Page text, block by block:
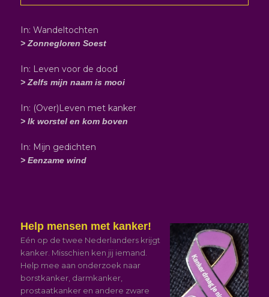
In: Wandeltochten
> Zonnegloren Soest
In: Leven voor de dood
> Zelfs mijn naam is mooi
In: (Over)Leven met kanker
> Ik worstel en kom boven
In: Mijn gedichten
> Eenzame wind
Help mensen met kanker!
Eén op de twee Nederlanders krijgt
kanker. Misschien ken jij iemand.
Help mee aan onderzoek naar
borstkanker, darmkanker,
prostaatkanker en andere zware